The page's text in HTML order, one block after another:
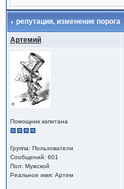
репутация, изменение порога
Артемий
Помощник капитана
Группа: Пользователи
Сообщений: 601
Пол: Мужской
Реальное имя: Артем